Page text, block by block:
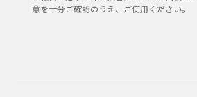
意を十分ご確認のうえ、ご使用ください。